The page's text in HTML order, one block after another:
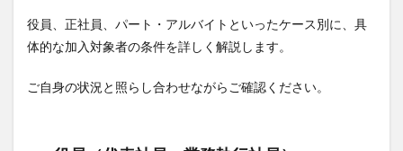
役員、正社員、パート・アルバイトといったケース別に、具
体的な加入対象者の条件を詳しく解説します。
ご自身の状況と照らし合わせながらご確認ください。